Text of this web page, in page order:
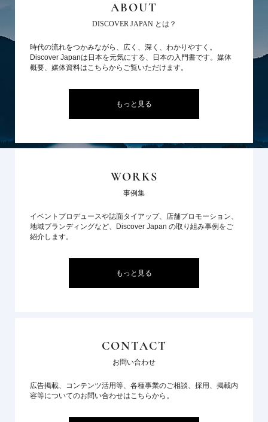
ABOUT
DISCOVER JAPAN とは？
時代の流れをつかみながら、広く、深く、わかりやすく。
Discover Japanは日本を元気にする、日本の入門書です。媒体
概要、媒体資料はこちらからご覧いただけます。
もっと見る
WORKS
事例集
イベントプロデュースや誌面タイアップ、店舗プロモーション、
地域ブランディングなど、Discover Japan の取り組み事例をご
紹介します。
もっと見る
CONTACT
お問い合わせ
広告掲載、コンテンツ活用等、各種事業のご相談、採用、掲載内
容等についてのお問い合わせはこちらから。